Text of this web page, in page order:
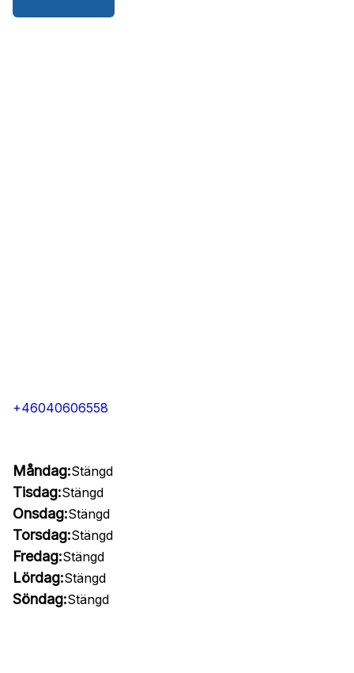
+46040606558
Måndag:Stängd
Tisdag:Stängd
Onsdag:Stängd
Torsdag:Stängd
Fredag:Stängd
Lördag:Stängd
Söndag:Stängd